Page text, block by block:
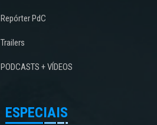
Repórter PdC
Trailers
PODCASTS + VÍDEOS
ESPECIAIS